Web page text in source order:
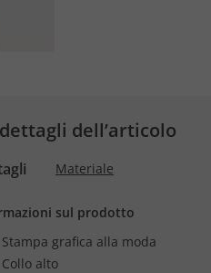
dell’articolo
Materiale
sul prodotto
Stampa grafica alla moda
Collo alto